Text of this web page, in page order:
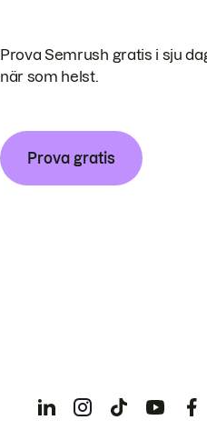
Prova Semrush gratis i sju
när som helst.
Prova gratis